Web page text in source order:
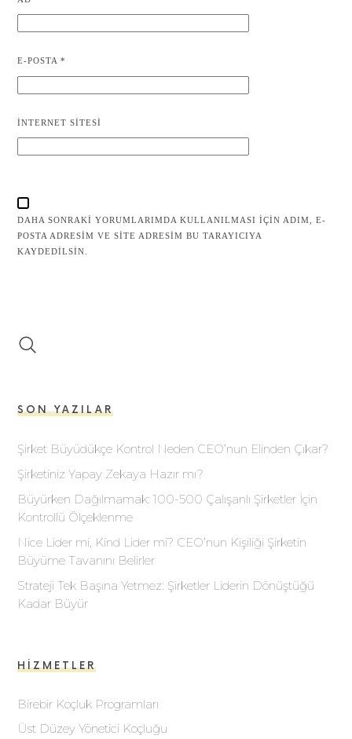
E-POSTA*
İNTERNET SITESI
DAHA SONRAKI YORUMLARIMDA KULLANILMASI IÇIN ADIM, E-
POSTA ADRESIM VE SITE ADRESIM BU TARAYICIYA
KAYDEDILSIN.
SON YAZILAR
Şirket Büyüdükçe Kontrol Neden CEO’nun Elinden Çıkar?
Şirketiniz Yapay Zekaya Hazır mı?
Büyürken Dağılmamak: 100-500 Çalışanlı Şirketler İçin
Kontrollü Ölçeklenme
Nice Lider mi, Kind Lider mi? CEO’nun Kişiliği Şirketin
Büyüme Tavanını Belirler
Strateji Tek Başına Yetmez: Şirketler Liderin Dönüştüğü
Kadar Büyür
HIZMETLER
Birebir Koçluk Programları
Üst Düzey Yönetici Koçluğu